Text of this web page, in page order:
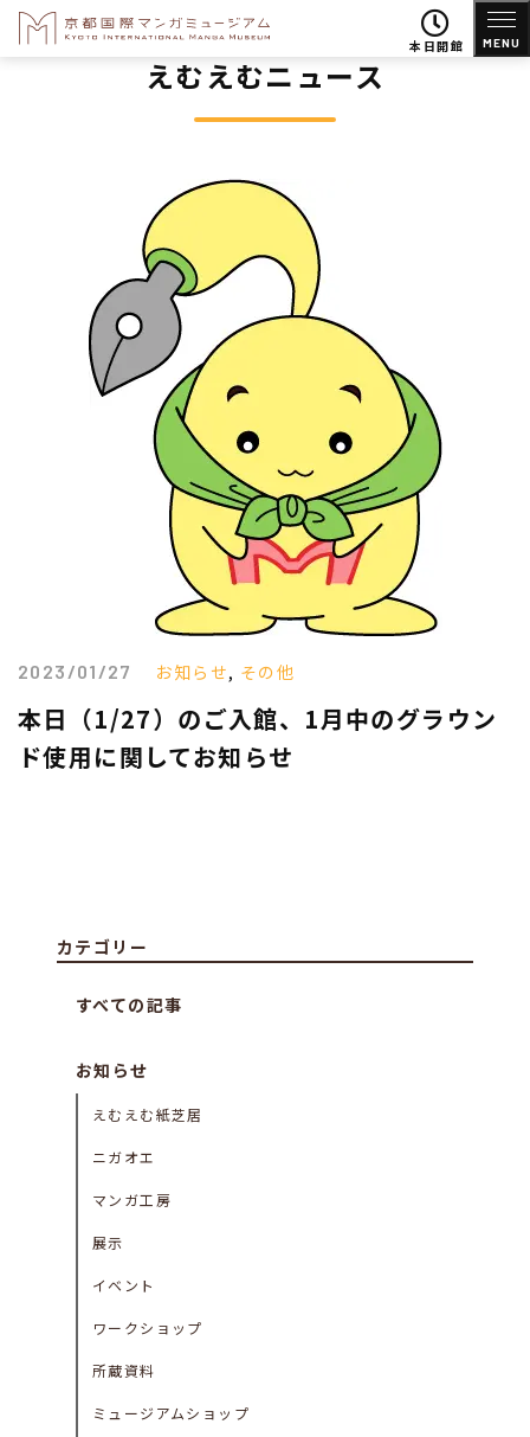
本日開館 MENU
えむえむニュース
2023/01/27 お知らせ, その他
本日（1/27）のご入館、1月中のグラウン
ド使用に関してお知らせ
カテゴリー
すべての記事
お知らせ
えむえむ紙芝居
ニガオエ
マンガ工房
展示
イベント
ワークショップ
所蔵資料
ミュージアムショップ